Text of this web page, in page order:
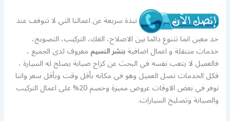
نبذة سريعة عن اعمالنا التي لا تتوقف عند
حد معين انما تتنوع دائما بين الاصلاح، الغك، التركيب، التصويج،
خدمات متنقلة و اعمال اضافيةبنشر النسيممعروف لدى الجميع ،
فالعميل لا يتعب نفسه في البحث عن كراج صيانة يصلح له السيارة ،
فكل الخدمات تصل العميل وهو في مكانه بأقل وقت وبأقل سعر واننا
نوفر في بعض الاوقات عروض مميزة وخصم 20% على اعمال التركيب
والصيانة وتصليخ السيارات.